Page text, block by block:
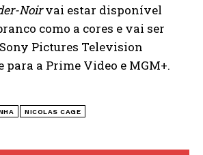
Noirvai estar disponível
como a cores e vai ser
Pictures Television
a Prime Video e MGM+.
NICOLAS CAGE